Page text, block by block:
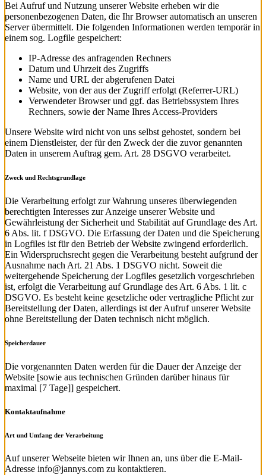
Bei Aufruf und Nutzung unserer Website erheben wir die
personenbezogenen Daten, die Ihr Browser automatisch an unseren
Server übermittelt. Die folgenden Informationen werden temporär in
einem sog. Logfile gespeichert:
IP-Adresse des anfragenden Rechners
Datum und Uhrzeit des Zugriffs
Name und URL der abgerufenen Datei
Website, von der aus der Zugriff erfolgt (Referrer-URL)
Verwendeter Browser und ggf. das Betriebssystem Ihres
Rechners, sowie der Name Ihres Access-Providers
Unsere Website wird nicht von uns selbst gehostet, sondern bei
einem Dienstleister, der für den Zweck der die zuvor genannten
Daten in unserem Auftrag gem. Art. 28 DSGVO verarbeitet.
Zweck und Rechtsgrundlage
Die Verarbeitung erfolgt zur Wahrung unseres überwiegenden
berechtigten Interesses zur Anzeige unserer Website und
Gewährleistung der Sicherheit und Stabilität auf Grundlage des Art.
6 Abs. lit. f DSGVO. Die Erfassung der Daten und die Speicherung
in Logfiles ist für den Betrieb der Website zwingend erforderlich.
Ein Widerspruchsrecht gegen die Verarbeitung besteht aufgrund der
Ausnahme nach Art. 21 Abs. 1 DSGVO nicht. Soweit die
weitergehende Speicherung der Logfiles gesetzlich vorgeschrieben
ist, erfolgt die Verarbeitung auf Grundlage des Art. 6 Abs. 1 lit. c
DSGVO. Es besteht keine gesetzliche oder vertragliche Pflicht zur
Bereitstellung der Daten, allerdings ist der Aufruf unserer Website
ohne Bereitstellung der Daten technisch nicht möglich.
Speicherdauer
Die vorgenannten Daten werden für die Dauer der Anzeige der
Website [sowie aus technischen Gründen darüber hinaus für
maximal [7 Tage]] gespeichert.
Kontaktaufnahme
Art und Umfang der Verarbeitung
Auf unserer Webseite bieten wir Ihnen an, uns über die E-Mail-
Adresse info@jannys.com zu kontaktieren.